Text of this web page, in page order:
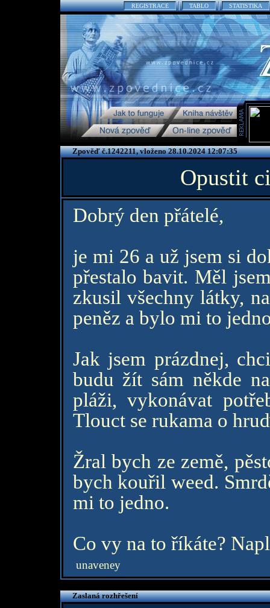
REGISTRACE TABLO STATISTIKA
Zpověď č.1242211, vloženo 28.10.2024 12:07:35
Opustit
Dobrý den přátelé,
je mi 26 a už jsem si
přestalo bavit. Měl
zkusil všechny látky,
peněz a bylo mi to
Jak jsem prázdnej,
budu žít sám někde
pláži, vykonávat
Tlouct se rukama o
Žral bych ze země,
bych kouřil weed.
mi to jedno.
Co vy na to říkáte?
unaveney
Zaslaná rozhřešení